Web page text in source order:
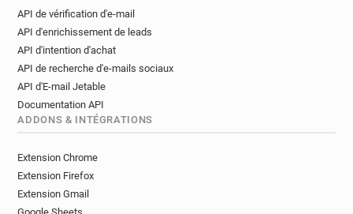
i**********@manchester.ac.uk
p************@manchester.ac.uk
t**********@manchester.ac.uk
a************@manchester.ac.uk
o***********@manchester.ac.uk
n************@manchester.ac.uk
n***********@manchester.ac.uk
API de vérification d'e-mail
API d'enrichissement de leads
API d'intention d'achat
API de recherche d'e-mails sociaux
API d'E-mail Jetable
Documentation API
ADDONS & INTÉGRATIONS
Extension Chrome
Extension Firefox
Extension Gmail